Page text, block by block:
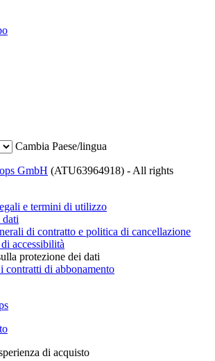
Cambia Paese/lingua
GmbH (ATU63964918) - All rights
e termini di utilizzo
dati
di contratto e politica di cancellazione
accessibilità
protezione dei dati
contratti di abbonamento
di acquisto